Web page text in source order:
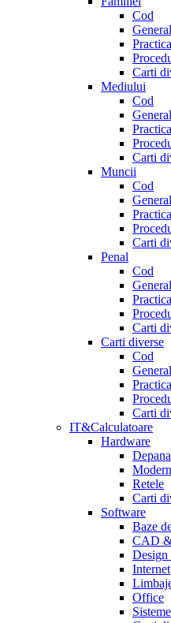
Cod
General
Carti
Mediului
Cod
General
Carti
Muncii
Cod
General
Carti
Penal
Cod
General
Carti
Carti diverse
Cod
General
Carti
IT&Calculatoare
Hardware
Retele
Carti
Software
Baze
CAD
Design
Internet
Office